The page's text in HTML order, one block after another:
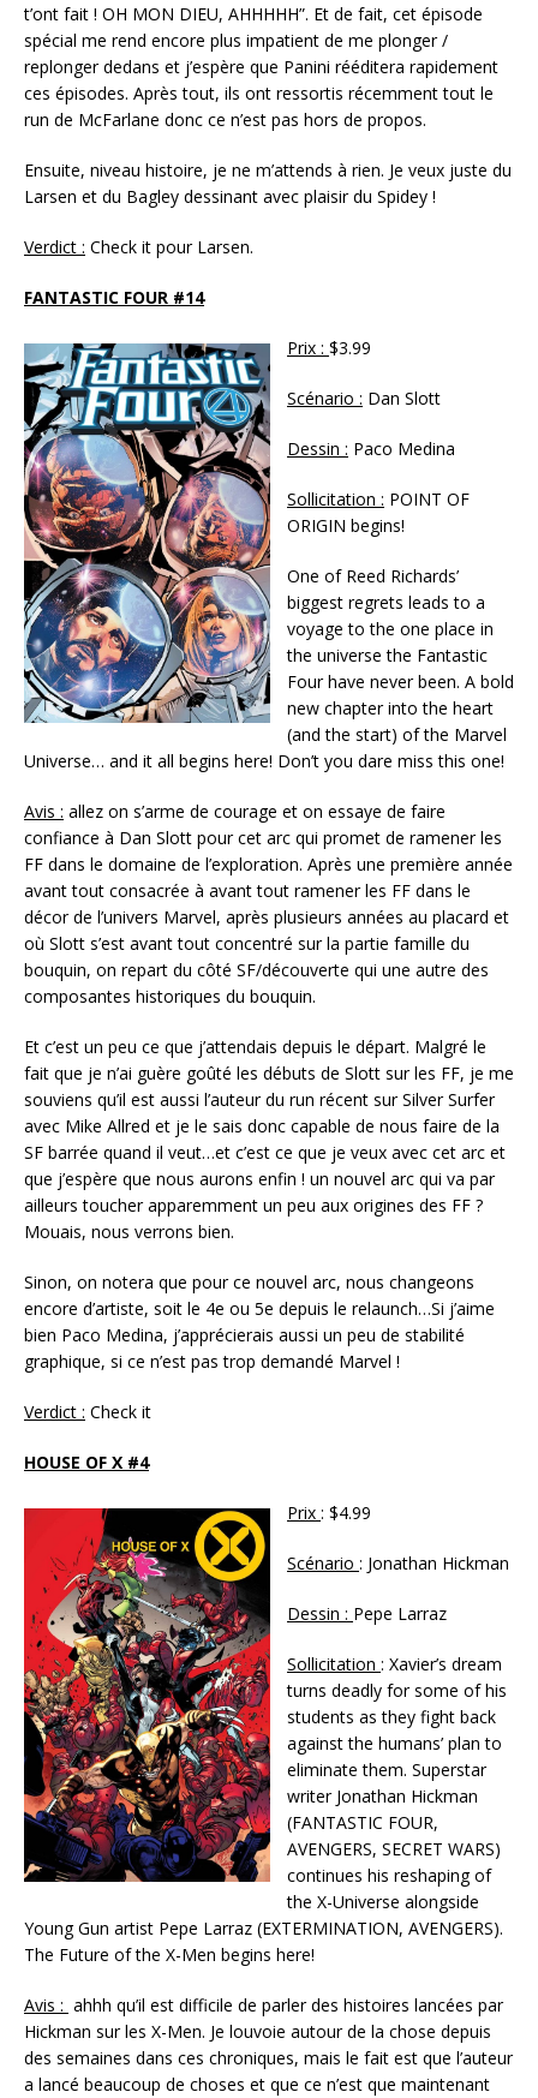
t’ont fait ! OH MON DIEU, AHHHHH”. Et de fait, cet épisode
spécial me rend encore plus impatient de me plonger /
replonger dedans et j’espère que Panini rééditera rapidement
ces épisodes. Après tout, ils ont ressortis récemment tout le
run de McFarlane donc ce n’est pas hors de propos.
Ensuite, niveau histoire, je ne m’attends à rien. Je veux juste du
Larsen et du Bagley dessinant avec plaisir du Spidey !
Verdict : Check it pour Larsen.
FANTASTIC FOUR #14
Prix : $3.99
Scénario : Dan Slott
Dessin : Paco Medina
Sollicitation : POINT OF
ORIGIN begins!
One of Reed Richards’
biggest regrets leads to a
voyage to the one place in
the universe the Fantastic
Four have never been. A bold
new chapter into the heart
(and the start) of the Marvel
Universe… and it all begins here! Don’t you dare miss this one!
Avis : allez on s’arme de courage et on essaye de faire
confiance à Dan Slott pour cet arc qui promet de ramener les
FF dans le domaine de l’exploration. Après une première année
avant tout consacrée à avant tout ramener les FF dans le
décor de l’univers Marvel, après plusieurs années au placard et
où Slott s’est avant tout concentré sur la partie famille du
bouquin, on repart du côté SF/découverte qui une autre des
composantes historiques du bouquin.
Et c’est un peu ce que j’attendais depuis le départ. Malgré le
fait que je n’ai guère goûté les débuts de Slott sur les FF, je me
souviens qu’il est aussi l’auteur du run récent sur Silver Surfer
avec Mike Allred et je le sais donc capable de nous faire de la
SF barrée quand il veut…et c’est ce que je veux avec cet arc et
que j’espère que nous aurons enfin ! un nouvel arc qui va par
ailleurs toucher apparemment un peu aux origines des FF ?
Mouais, nous verrons bien.
Sinon, on notera que pour ce nouvel arc, nous changeons
encore d’artiste, soit le 4e ou 5e depuis le relaunch…Si j’aime
bien Paco Medina, j’apprécierais aussi un peu de stabilité
graphique, si ce n’est pas trop demandé Marvel !
Verdict : Check it
HOUSE OF X #4
Prix : $4.99
Scénario : Jonathan Hickman
Dessin : Pepe Larraz
Sollicitation : Xavier’s dream
turns deadly for some of his
students as they fight back
against the humans’ plan to
eliminate them. Superstar
writer Jonathan Hickman
(FANTASTIC FOUR,
AVENGERS, SECRET WARS)
continues his reshaping of
the X-Universe alongside
Young Gun artist Pepe Larraz (EXTERMINATION, AVENGERS).
The Future of the X-Men begins here!
Avis : ahhh qu’il est difficile de parler des histoires lancées par
Hickman sur les X-Men. Je louvoie autour de la chose depuis
des semaines dans ces chroniques, mais le fait est que l’auteur
a lancé beaucoup de choses et que ce n’est que maintenant